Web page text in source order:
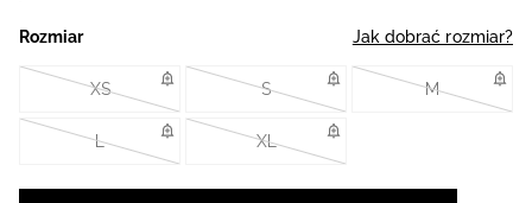
Rozmiar Jak dobrać rozmiar?
XS S M
L XL